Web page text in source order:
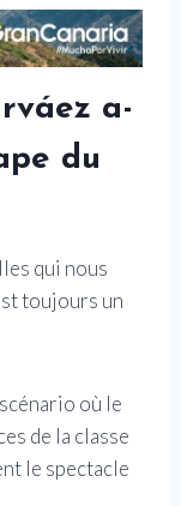
a-
du
qui nous
toujours un
où le
de la classe
le spectacle